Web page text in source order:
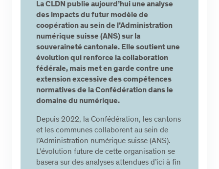
La CLDN publie aujourd’hui une analyse
des impacts du futur modèle de
coopération au sein de l’Administration
numérique suisse (ANS) sur la
souveraineté cantonale. Elle soutient une
évolution qui renforce la collaboration
fédérale, mais met en garde contre une
extension excessive des compétences
normatives de la Confédération dans le
domaine du numérique.
Depuis 2022, la Confédération, les cantons
et les communes collaborent au sein de
l’Administration numérique suisse (ANS).
L’évolution future de cette organisation se
basera sur des analyses attendues d’ici à fin